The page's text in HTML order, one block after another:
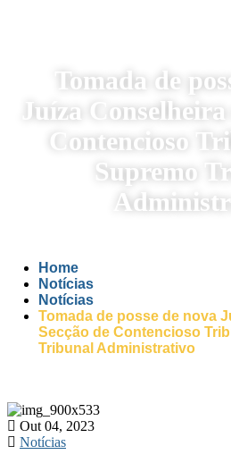
Tomada de
Juíza Conselheira
Contencioso
Supremo
Home
Notícias
Notícias
Tomada de posse de nova
Secção de Contencioso
Tribunal Administrativo
Out 04, 2023
Notícias